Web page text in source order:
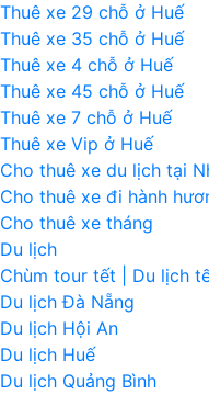
Thuê xe 29 chỗ ở Huế
Thuê xe 35 chỗ ở Huế
Thuê xe 4 chỗ ở Huế
Thuê xe 45 chỗ ở Huế
Thuê xe 7 chỗ ở Huế
Thuê xe Vip ở Huế
Cho thuê xe du lịch tại
Cho thuê xe đi hành
Cho thuê xe tháng
Du lịch
Chùm tour tết | Du lịch
Du lịch Đà Nẵng
Du lịch Hội An
Du lịch Huế
Du lịch Quảng Bình